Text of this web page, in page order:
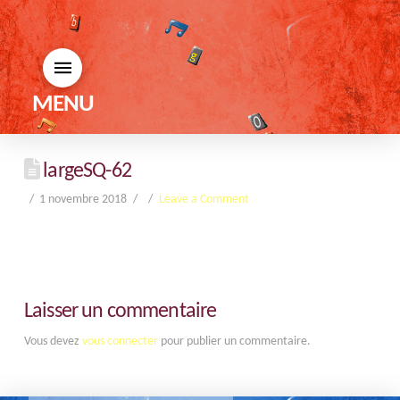
MENU
largeSQ-62
1 novembre 2018 Leave a Comment
Laisser un commentaire
Vous devez vous connecterpour publier un commentaire.